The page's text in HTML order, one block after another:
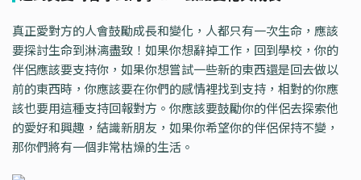
真正愛對方的人會鼓勵成長和變化，人都只有一次生命，應該
要探討生命到淋漓盡致！如果你想辭掉工作，回到學校，你的
伴侶應該要支持你，如果你想嘗試一些新的東西還是回去做以
前的東西時，你應該要在你們的感情裡找到支持，相對的你應
該也要用這種支持回報對方。你應該要鼓勵你的伴侶去探索他
的愛好和興趣，結識新朋友，如果你希望你的伴侶保持不變，
那你們將有一個非常枯燥的生活。